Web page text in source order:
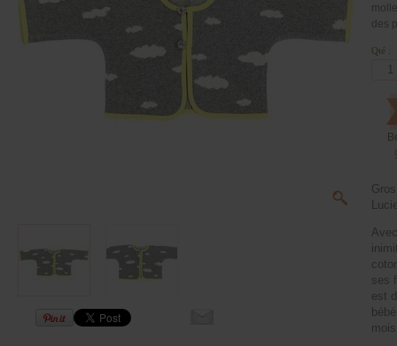
des
Qté :
ses
est